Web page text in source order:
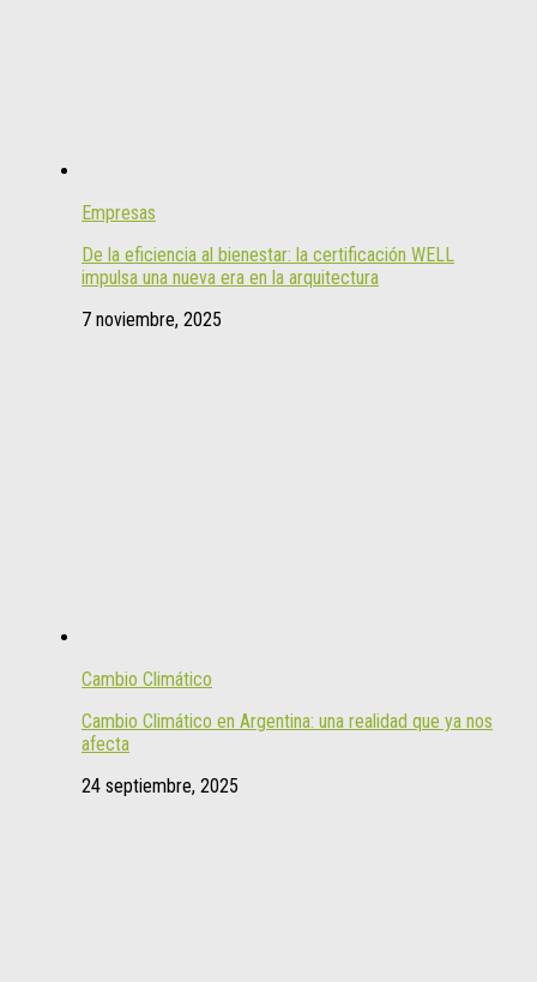
Empresas
De la eficiencia al bienestar: la certificación WELL
impulsa una nueva era en la arquitectura
7 noviembre, 2025
Cambio Climático
Cambio Climático en Argentina: una realidad que ya nos
afecta
24 septiembre, 2025